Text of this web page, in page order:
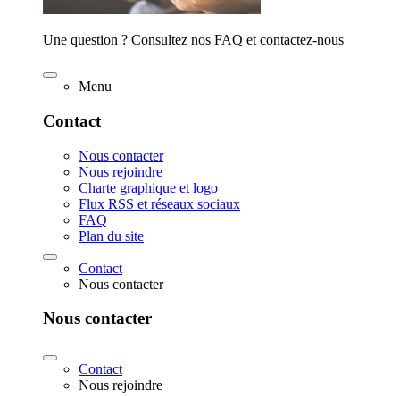
Une question ? Consultez nos FAQ et contactez-nous
Menu
Contact
Nous contacter
Nous rejoindre
Charte graphique et logo
Flux RSS et réseaux sociaux
FAQ
Plan du site
Contact
Nous contacter
Nous contacter
Contact
Nous rejoindre